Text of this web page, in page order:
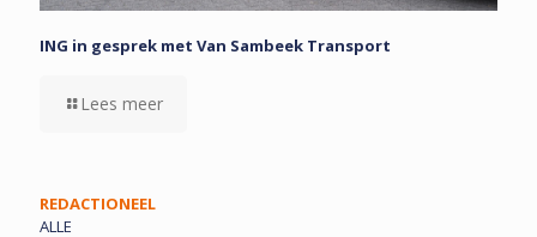
ING in gesprek met Van Sambeek Transport
Lees meer
REDACTIONEEL
ALLE